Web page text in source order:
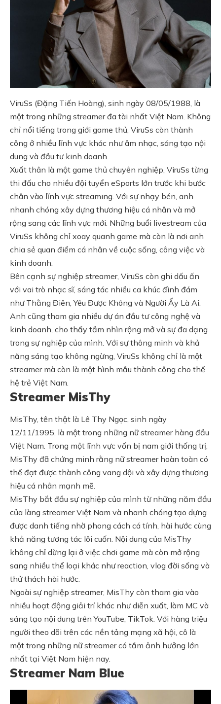
ViruSs (Đặng Tiến Hoàng), sinh ngày 08/05/1988, là
một trong những streamer đa tài nhất Việt Nam. Không
chỉ nổi tiếng trong giới game thủ, ViruSs còn thành
công ở nhiều lĩnh vực khác như âm nhạc, sáng tạo nội
dung và đầu tư kinh doanh.
Xuất thân là một game thủ chuyên nghiệp, ViruSs từng
thi đấu cho nhiều đội tuyển eSports lớn trước khi bước
chân vào lĩnh vực streaming. Với sự nhạy bén, anh
nhanh chóng xây dựng thương hiệu cá nhân và mở
rộng sang các lĩnh vực mới. Những buổi livestream của
ViruSs không chỉ xoay quanh game mà còn là nơi anh
chia sẻ quan điểm cá nhân về cuộc sống, công việc và
kinh doanh.
Bên cạnh sự nghiệp streamer, ViruSs còn ghi dấu ấn
với vai trò nhạc sĩ, sáng tác nhiều ca khúc đình đám
như Thằng Điên, Yêu Được Không và Người Ấy Là Ai.
Anh cũng tham gia nhiều dự án đầu tư công nghệ và
kinh doanh, cho thấy tầm nhìn rộng mở và sự đa dạng
trong sự nghiệp của mình. Với sự thông minh và khả
năng sáng tạo không ngừng, ViruSs không chỉ là một
streamer mà còn là một hình mẫu thành công cho thế
hệ trẻ Việt Nam.
Streamer MisThy
MisThy, tên thật là Lê Thy Ngọc, sinh ngày
12/11/1995, là một trong những nữ streamer hàng đầu
Việt Nam. Trong một lĩnh vực vốn bị nam giới thống trị,
MisThy đã chứng minh rằng nữ streamer hoàn toàn có
thể đạt được thành công vang dội và xây dựng thương
hiệu cá nhân mạnh mẽ.
MisThy bắt đầu sự nghiệp của mình từ những năm đầu
của làng streamer Việt Nam và nhanh chóng tạo dựng
được danh tiếng nhờ phong cách cá tính, hài hước cùng
khả năng tương tác lôi cuốn. Nội dung của MisThy
không chỉ dừng lại ở việc chơi game mà còn mở rộng
sang nhiều thể loại khác như reaction, vlog đời sống và
thử thách hài hước.
Ngoài sự nghiệp streamer, MisThy còn tham gia vào
nhiều hoạt động giải trí khác như diễn xuất, làm MC và
sáng tạo nội dung trên YouTube, TikTok. Với hàng triệu
người theo dõi trên các nền tảng mạng xã hội, cô là
một trong những nữ streamer có tầm ảnh hưởng lớn
nhất tại Việt Nam hiện nay.
Streamer Nam Blue